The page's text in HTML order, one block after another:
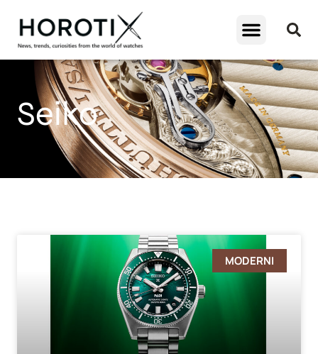
Seiko
MODERNI